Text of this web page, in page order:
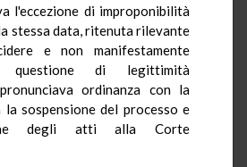
l'eccezione di improponibilità
stessa data, ritenuta rilevante
e non manifestamente
questione di legittimità
ordinanza con la
la sospensione del processo e
degli atti alla Corte